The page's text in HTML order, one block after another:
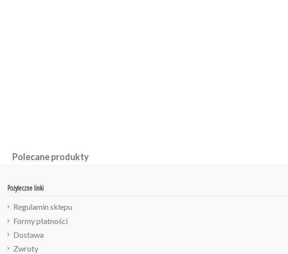
Polecane produkty
Pożyteczne linki
Regulamin sklepu
Formy płatności
Dostawa
Zwroty